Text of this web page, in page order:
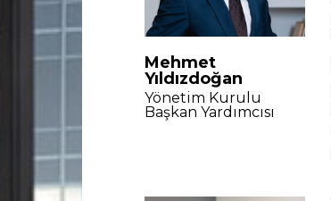
Mehmet
Yıldızdoğan
Yönetim Kurulu
Başkan Yardımcısı